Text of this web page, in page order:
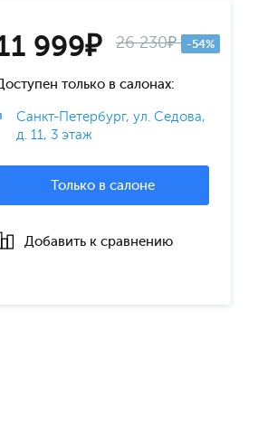
999₽ 26 230₽ -54%
только в салонах:
Санкт-Петербург, ул. Седова,
д. 11, 3 этаж
Только в салоне
Добавить к сравнению